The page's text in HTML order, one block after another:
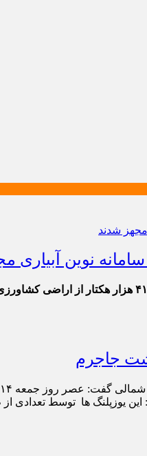
مدیر آب و خاک سازمان جهاد کشاورزی
جاجرم
یوزپلنگ ها توسط